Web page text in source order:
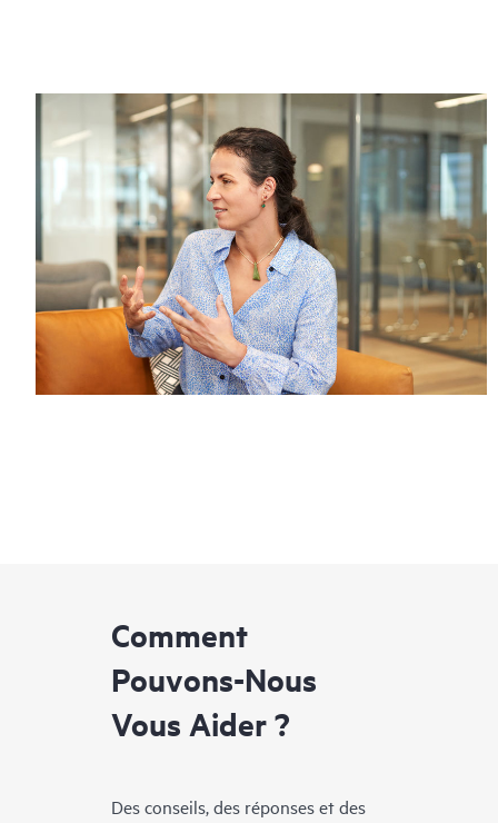
Comment
Pouvons-Nous
Vous Aider ?
Des conseils, des réponses et des